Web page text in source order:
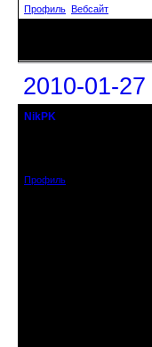
Профиль Вебсайт
2010-01-
NikPK
Профиль